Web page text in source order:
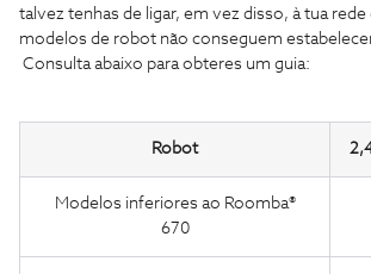
talvez tenhas de ligar, em vez disso, à tua rede
modelos de robot não conseguem
Consulta abaixo para obteres um guia:
Robot
Modelos inferiores ao Roomba®
670